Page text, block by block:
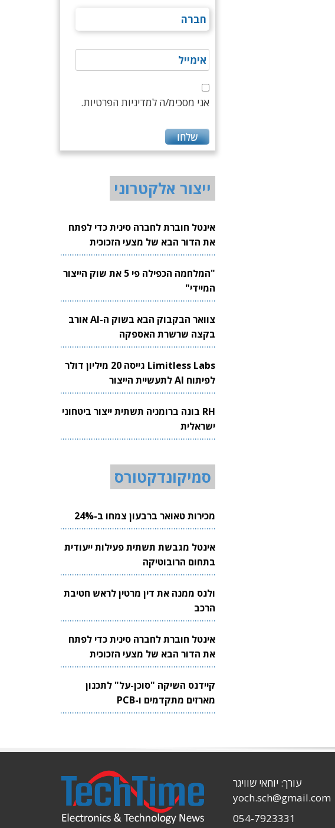
אני מסכימ/ה למדיניות הפרטיות.
ייצור אלקטרוני
אינטל חוברת לחברה סינית כדי לפתח
את הדור הבא של מצעי הזכוכית
לשבבים
"המלחמה הכפילה פי 5 את שוק הייצור
המיידי"
צוואר הבקבוק הבא בשוק ה-AI אורב
בקצה שרשרת האספקה
Limitless Labs גייסה 20 מיליון דולר
לפיתוח AI לתעשיית הייצור
RH בונה ברומניה תשתית ייצור ביטחוני
ישראלית
סמיקונדקטורס
מכירות טאואר ברבעון צמחו ב-24%
אינטל מגבשת תשתית פעילות ייעודית
בתחום הרובוטיקה
ולנס ממנה את דין מרטין לראש חטיבת
הרכב
אינטל חוברת לחברה סינית כדי לפתח
את הדור הבא של מצעי הזכוכית
לשבבים
קיידנס השיקה "סוכן-על" לתכנון
מארזים מתקדמים ו-PCB
עורך: יוחאי שוויגר
yoch.sch@gmail.com
054-7923331